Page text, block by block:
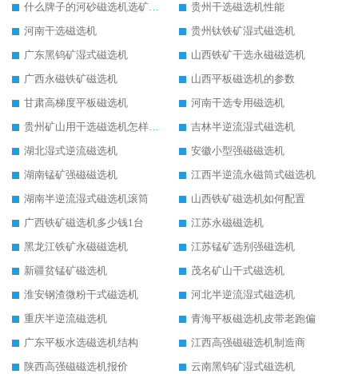
什么牌子的河砂磁选机选矿效果好
贵州干选磁选机性能
河南干选磁选机
贵州钛铁矿湿式磁选机
广东黑钨矿湿式磁选机
山西铁矿干选永磁磁选机
广西永磁铁矿磁选机
山西平板磁选机的参数
甘肃高梯度平板磁选机
河南干选专用磁选机
贵州矿山用干选磁选机怎样调磁
吉林半逆流湿式磁选机
湖北湿式逆流磁选机
安徽小型强磁磁选机
湖南锰矿强磁磁选机
江西半逆流永磁筒式磁选机
湖南半逆流湿式磁选机滚筒
山西铁矿磁选机如何配置
广西铁矿磁选机多少钱1台
江苏永磁磁选机
黑龙江铁矿永磁磁选机
江苏锰矿选别强磁选机
新疆贫锰矿磁选机
茂名矿山干式磁选机
淮安钢渣微粉干式磁选机
河北半逆流湿式磁选机
重庆半逆流磁选机
青海平板磁选机皮带老跑偏
广东平板水选磁选机结构
江西高强磁磁选机制造商
陕西高强磁磁选机报价
云南黑钨矿湿式磁选机